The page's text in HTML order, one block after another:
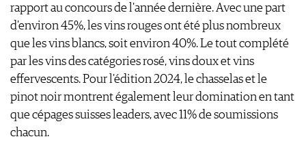
rapport au concours de l'année dernière. Avec une part
d'environ 45%, les vins rouges ont été plus nombreux
que les vins blancs, soit environ 40%. Le tout complété
par les vins des catégories rosé, vins doux et vins
effervescents. Pour l'édition 2024, le chasselas et le
pinot noir montrent également leur domination en tant
que cépages suisses leaders, avec 11% de soumissions
chacun.